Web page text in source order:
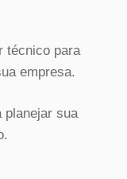
técnico para
empresa.
planejar sua